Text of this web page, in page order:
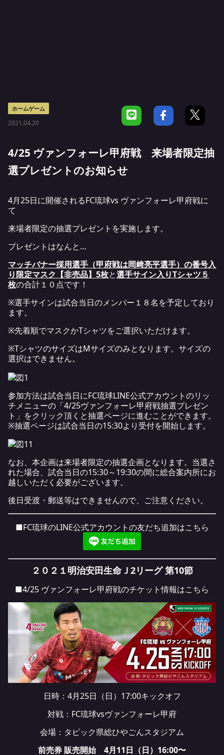
ホームゲーム
2021.04.20
4/25 ヴァンフォーレ甲府戦 来場者限定抽
選プレゼントのお知らせ
4月25日に開催されるFC琉球vs ヴァンフォーレ甲府戦に
て
来場者限定の抽選プレゼントを実施します。
プレゼントはなんと…
マッチバナー採用選手（甲府戦は岡﨑亮平選手）の番号入
り限定マスク【非売品】5枚と選手サイン入りTシャツ５
枚の合計１０点です！
※選手サインは試合当日のメンバー１８名を予定しており
ます。
※先着順でマスクかTシャツをご選択いただけます。
※TシャツのサイズはMサイズのみとなります。サイズの
選択はできません。
参加方法は試合当日にFC琉球LINE公式アカウントのリッ
チメニューの「4/25ヴァンフォーレ甲府戦抽選プレゼン
ト」をクリック頂くと抽選ページに進むことができます。
※抽選ページは試合当日の15:30より受付を開始します。
なお、本企画は来場者限定の抽選企画となります。当選さ
れた場合、試合当日の15:30～19:30の間に総合案内所にお
越しいただく必要がございます。
後日受渡・郵送等はできませんので、ご注意ください。
■FC琉球のLINE公式アカウントの友だち追加はこちら
２０２１明治安田生命Ｊ2リーグ 第10節
■4/25 ヴァンフォーレ甲府戦のチケット情報はこちら
日時：4月25日（日）17:00キックオフ
対戦：FC琉球vsヴァンフォーレ甲府
会場：タピック県総ひやごんスタジアム
前売券 販売開始 4月11日（日）16:00〜